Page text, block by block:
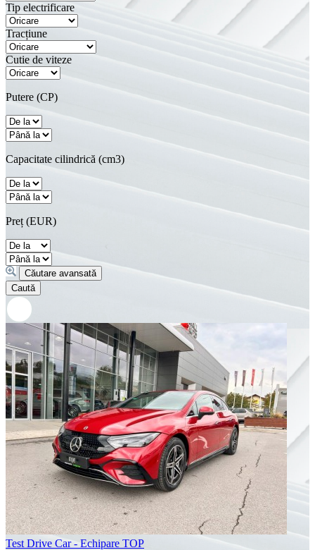
Tip electrificare
Tracțiune
Cutie de viteze
Putere (CP)
Capacitate cilindrică (cm3)
Preț (EUR)
Test Drive Car - Echipare TOP